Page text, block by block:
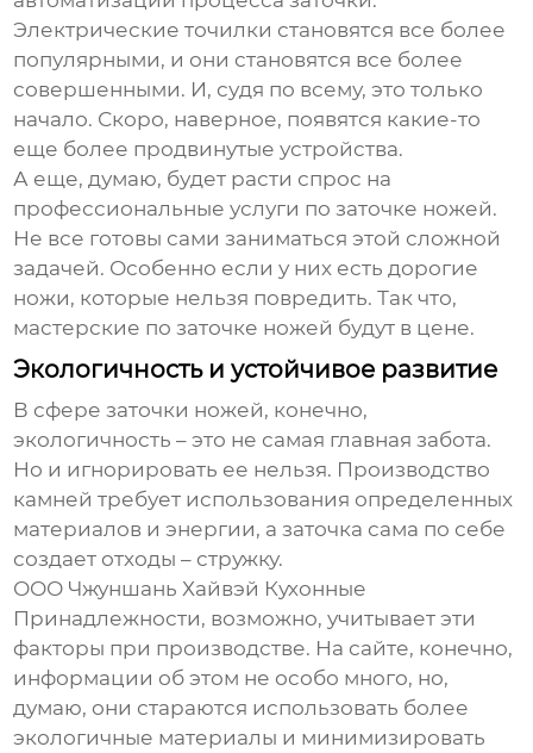
Электрические точилки становятся все более
популярными, и они становятся все более
совершенными. И, судя по всему, это только
начало. Скоро, наверное, появятся какие-то
еще более продвинутые устройства.
А еще, думаю, будет расти спрос на
профессиональные услуги по заточке ножей.
Не все готовы сами заниматься этой сложной
задачей. Особенно если у них есть дорогие
ножи, которые нельзя повредить. Так что,
мастерские по заточке ножей будут в цене.
Экологичность и устойчивое развитие
В сфере заточки ножей, конечно,
экологичность – это не самая главная забота.
Но и игнорировать ее нельзя. Производство
камней требует использования определенных
материалов и энергии, а заточка сама по себе
создает отходы – стружку.
ООО Чжуншань Хайвэй Кухонные
Принадлежности, возможно, учитывает эти
факторы при производстве. На сайте, конечно,
информации об этом не особо много, но,
думаю, они стараются использовать более
экологичные материалы и минимизировать